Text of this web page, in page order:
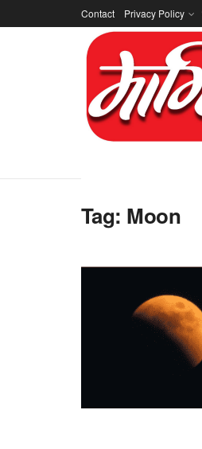
Contact Privacy Policy
Tag: Moon